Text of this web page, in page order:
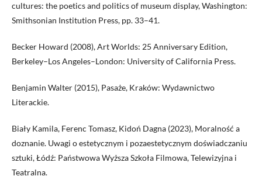
cultures: the poetics and politics of museum display, Washington:
Smithsonian Institution Press, pp. 33–41.
Becker Howard (2008), Art Worlds: 25 Anniversary Edition,
Berkeley–Los Angeles–London: University of California Press.
Benjamin Walter (2015), Pasaże, Kraków: Wydawnictwo
Literackie.
Biały Kamila, Ferenc Tomasz, Kidoń Dagna (2023), Moralność a
doznanie. Uwagi o estetycznym i pozaestetycznym doświadczaniu
sztuki, Łódź: Państwowa Wyższa Szkoła Filmowa, Telewizyjna i
Teatralna.